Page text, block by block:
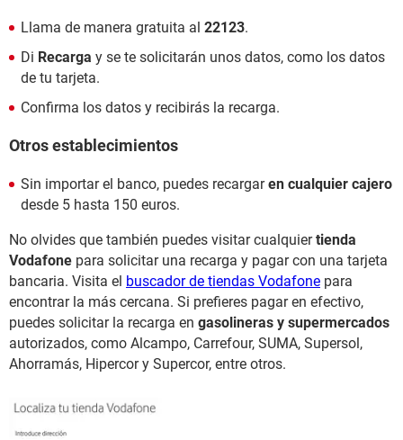
Llama de manera gratuita al 22123.
Di Recarga y se te solicitarán unos datos, como los datos
de tu tarjeta.
Confirma los datos y recibirás la recarga.
Otros establecimientos
Sin importar el banco, puedes recargaren cualquier cajero
desde 5 hasta 150 euros.
No olvides que también puedes visitar cualquiertienda
Vodafone para solicitar una recarga y pagar con una tarjeta
bancaria. Visita el buscador de tiendas Vodafone para
encontrar la más cercana. Si prefieres pagar en efectivo,
puedes solicitar la recarga en gasolineras y supermercados
autorizados, como Alcampo, Carrefour, SUMA, Supersol,
Ahorramás, Hipercor y Supercor, entre otros.